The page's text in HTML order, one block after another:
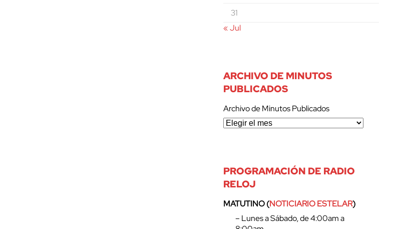
31
« Jul
ARCHIVO DE MINUTOS
PUBLICADOS
Archivo de Minutos Publicados
PROGRAMACIÓN DE RADIO
RELOJ
MATUTINO (NOTICIARIO ESTELAR)
– Lunes a Sábado, de 4:00am a